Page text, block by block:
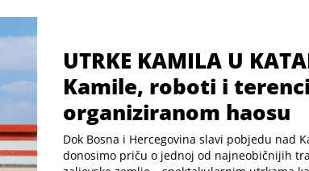
UTRKE KAMILA U
Kamile, roboti i
organiziranom haosu
Dok Bosna i Hercegovina slavi pobjedu nad
donosimo priču o jednoj od najneobičnijih